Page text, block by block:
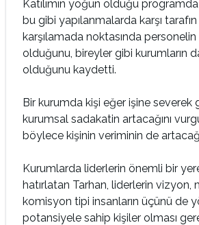
Katılımın yoğun olduğu
bu gibi yapılanmalarda karşı
karşılamada noktasında
olduğunu, bireyler gibi kurumların
olduğunu kaydetti.
Bir kurumda kişi eğer işine severek
kurumsal sadakatin artacağını
böylece kişinin veriminin de
Kurumlarda liderlerin önemli bir
hatırlatan Tarhan, liderlerin vizyon,
komisyon tipi insanların üçünü de
potansiyele sahip kişiler olması